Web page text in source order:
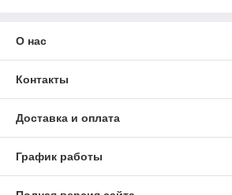
О нас
Контакты
Доставка и оплата
График работы